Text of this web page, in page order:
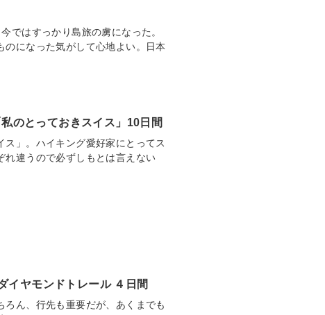
ではすっかり島旅の虜になった。
になった気がして心地よい。日本
のとっておきスイス」10日間
」。ハイキング愛好家にとってス
れ違うので必ずしもとは言えない
イヤモンドトレール ４日間
ろん、行先も重要だが、あくまでも